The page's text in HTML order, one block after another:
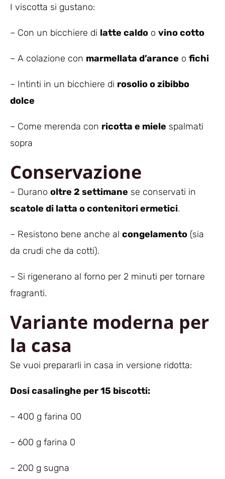
I viscotta si gustano:
– Con un bicchiere di latte caldo o vino cotto
– A colazione con marmellata d’arance o fichi
– Intinti in un bicchiere di rosolio o zibibbo
dolce
– Come merenda con ricotta e miele spalmati
sopra
Conservazione
– Durano oltre 2 settimane se conservati in
scatole di latta o contenitori ermetici.
– Resistono bene anche al congelamento (sia
da crudi che da cotti).
– Si rigenerano al forno per 2 minuti per tornare
fragranti.
Variante moderna per
la casa
Se vuoi prepararli in casa in versione ridotta:
Dosi casalinghe per 15 biscotti:
– 400 g farina 00
– 600 g farina 0
– 200 g sugna